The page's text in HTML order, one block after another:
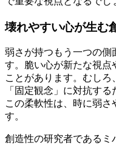
壊れやすい心が生む
弱さが持つもう一つの側
す。脆い心が新たな視点
ことがあります。むし
「固定観念」に対抗す
この柔軟性は、時に弱さ
す。
創造性の研究者であるミ